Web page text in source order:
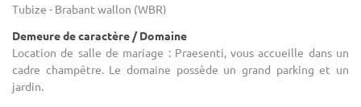
Tubize - Brabant wallon (WBR)
Demeure de caractère / Domaine
Location de salle de mariage : Praesenti, vous accueille dans un
cadre champêtre. Le domaine possède un grand parking et un
jardin.